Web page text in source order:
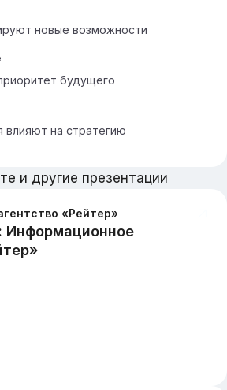
новые возможности
будущего
на стратегию
и другие презентации
«Рейтер»